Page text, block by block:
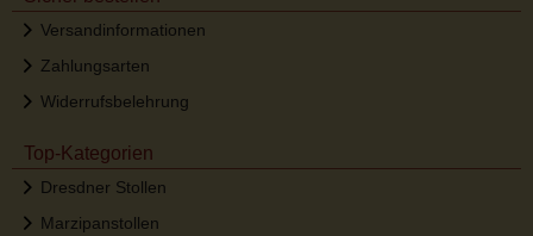
Versandinformationen
Zahlungsarten
Widerrufsbelehrung
Top-Kategorien
Dresdner Stollen
Marzipanstollen